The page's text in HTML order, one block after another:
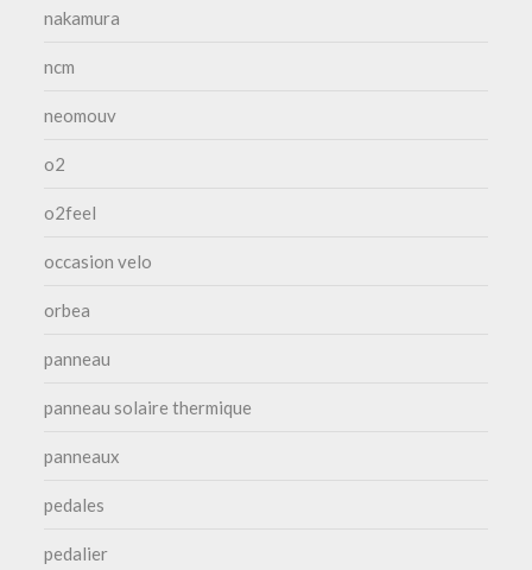
nakamura
ncm
neomouv
o2
o2feel
occasion velo
orbea
panneau
panneau solaire thermique
panneaux
pedales
pedalier